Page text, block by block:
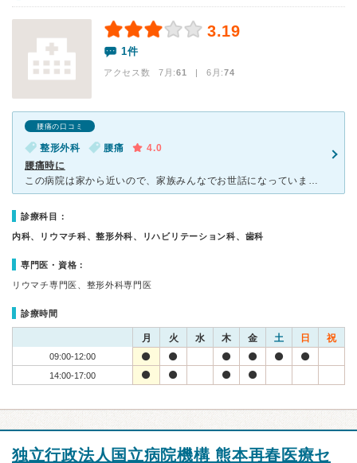
3.19
1件
アクセス数 7月:61 | 6月:74
腰痛の口コミ
整形外科 腰痛
4.0
腰痛時に
この病院は家から近いので、家族みんなでお世話になっています。 家族が腰痛になったときは、決まって藤原クリニックに行きます。 ここは日曜日も診察を行っているので、土日休みの主人も通いやすいのです。
診療科目：
内科、リウマチ科、整形外科、リハビリテーション科、歯科
専門医・資格：
リウマチ専門医、整形外科専門医
診療時間
月 火 水 木 金 土 日 祝
09:00-12:00
14:00-17:00
独立行政法人国立病院機構 熊本再春医療セ